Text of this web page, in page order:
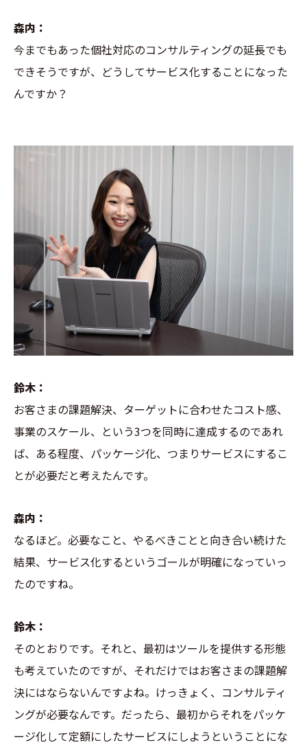
森内：
今までもあった個社対応のコンサルティングの延長でも
できそうですが、どうしてサービス化することになった
んですか？
鈴木：
お客さまの課題解決、ターゲットに合わせたコスト感、
事業のスケール、という3つを同時に達成するのであれ
ば、ある程度、パッケージ化、つまりサービスにするこ
とが必要だと考えたんです。
森内：
なるほど。必要なこと、やるべきことと向き合い続けた
結果、サービス化するというゴールが明確になっていっ
たのですね。
鈴木：
そのとおりです。それと、最初はツールを提供する形態
も考えていたのですが、それだけではお客さまの課題解
決にはならないんですよね。けっきょく、コンサルティ
ングが必要なんです。だったら、最初からそれをパッケ
ージ化して定額にしたサービスにしようということにな